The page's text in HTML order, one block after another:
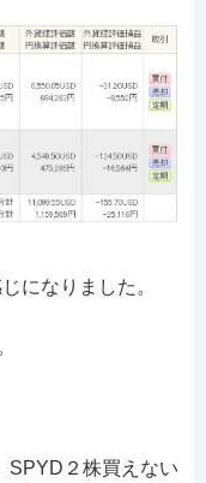
になりました。
SPYD２株買えない